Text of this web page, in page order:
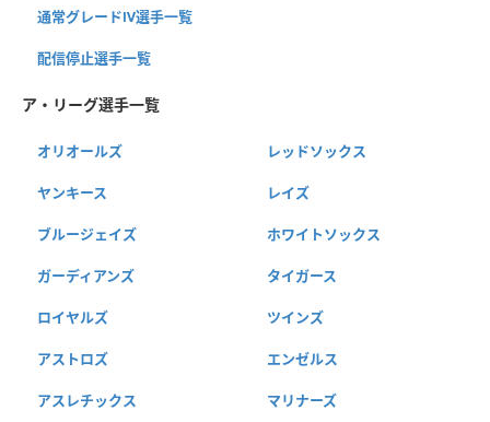
通常グレードⅣ選手一覧
配信停止選手一覧
ア・リーグ選手一覧
オリオールズ レッドソックス
ヤンキース レイズ
ブルージェイズ ホワイトソックス
ガーディアンズ タイガース
ロイヤルズ ツインズ
アストロズ エンゼルス
アスレチックス マリナーズ